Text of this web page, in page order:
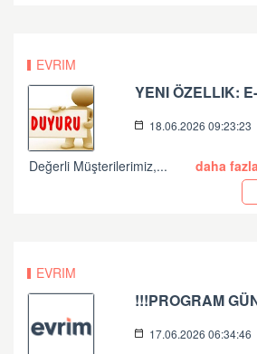
EVRIM
18.06.2026 09:23:23
Değerli Müşterilerimiz,... daha fazla
EVRIM
!!!PROGRAM
17.06.2026 06:34:46